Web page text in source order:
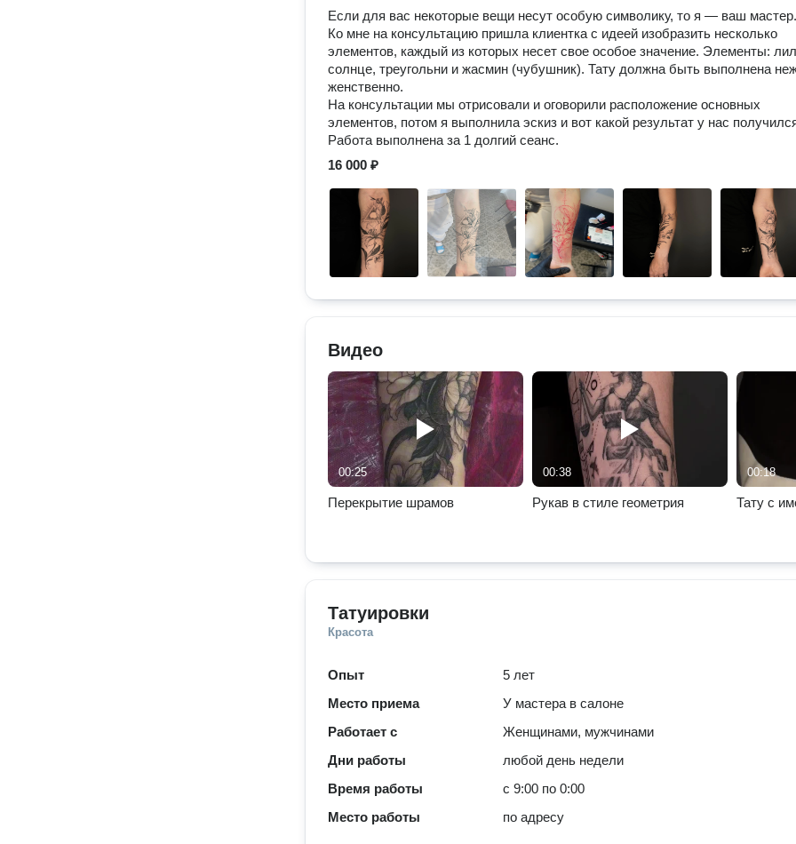
Если для вас некоторые вещи несут особую символику, то я — ваш мастер.
Ко мне на консультацию пришла клиентка с идеей изобразить несколько
элементов, каждый из которых несет свое особое значение. Элементы:
солнце, треугольни и жасмин (чубушник). Тату должна быть выполнена
женственно.
На консультации мы отрисовали и оговорили расположение основных
элементов, потом я выполнила эскиз и вот какой результат у нас
Работа выполнена за 1 долгий сеанс.
16 000 ₽
Видео
00:25
Перекрытие шрамов
00:38
Рукав в стиле геометрия
00:18
Тату с
Татуировки
Красота
Опыт
5 лет
Место приема
У мастера в салоне
Работает с
Женщинами, мужчинами
Дни работы
любой день недели
Время работы
с 9:00 по 0:00
Место работы
по адресу